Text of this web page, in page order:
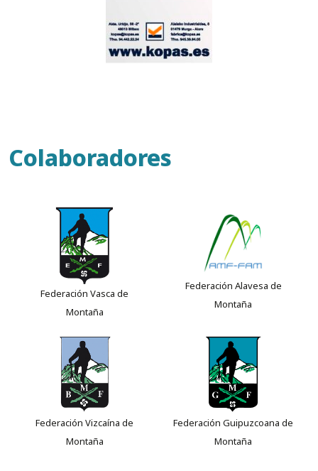
Colaboradores
Federación Vasca de
Montaña
Federación Alavesa de
Montaña
Federación Vizcaína de
Montaña
Federación Guipuzcoana de
Montaña